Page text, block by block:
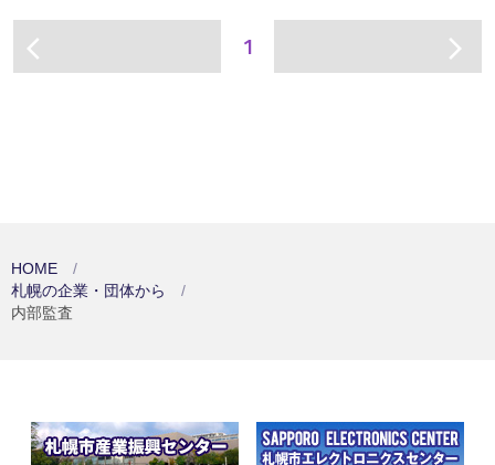
arrow_back_ios 1 arrow_forward_ios
HOME
札幌の企業・団体から
内部監査